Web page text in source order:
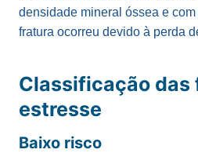
densidade mineral óssea e
fratura ocorreu devido à perda
Classificação das
estresse
Baixo risco